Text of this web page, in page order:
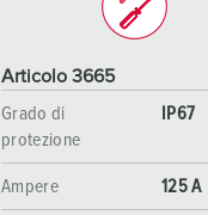
Articolo 3665
Grado di
protezione
IP67
Ampere 125 A